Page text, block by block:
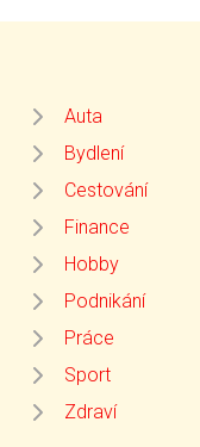
Auta
Bydlení
Cestování
Finance
Hobby
Podnikání
Práce
Sport
Zdraví